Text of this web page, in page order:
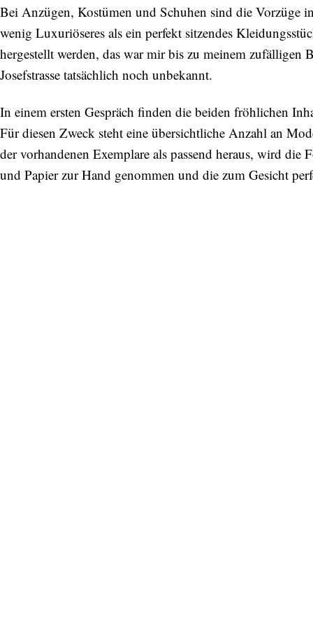
Bei Anzügen, Kostümen und Schuhen sind die
wenig Luxuriöseres als ein perfekt sitzendes
hergestellt werden, das war mir bis zu meinem
Josefstrasse tatsächlich noch unbekannt.
In einem ersten Gespräch finden die beiden fröhlichen
Für diesen Zweck steht eine übersichtliche Anzahl an
der vorhandenen Exemplare als passend heraus, wird
und Papier zur Hand genommen und die zum Gesicht